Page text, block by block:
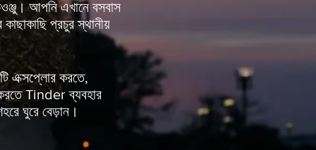
আপনি এখানে বসবাস
প্রচুর স্থানীয়
এক্সপ্লোর করতে,
করতে Tinder ব্যবহার
ঘুরে বেড়ান।